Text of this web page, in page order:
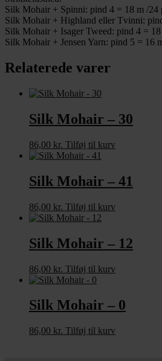
Silk Mohair + Spinni: pind 4 = 18 m /24
Silk Mohair + Highland eller Tvinni:
Silk Mohair + Isager Tweed: pind 4 =
Silk Mohair + Jensen Yarn: pind 5 = 16
Relaterede varer
Silk Mohair – 30
86,00 kr. Tilføj til kurv
Silk Mohair – 41
86,00 kr. Tilføj til kurv
Silk Mohair – 12
86,00 kr. Tilføj til kurv
Silk Mohair – 0
86,00 kr. Tilføj til kurv